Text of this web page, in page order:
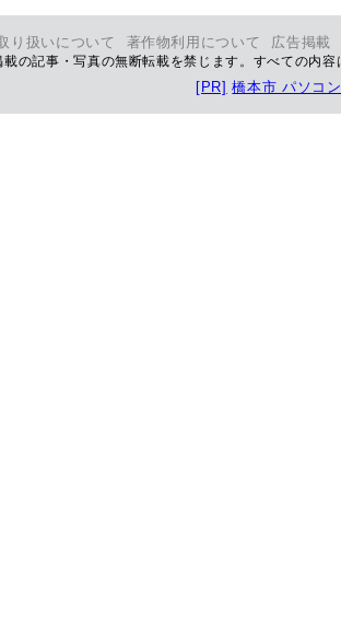
り扱いについて 著作物利用について 広告掲載
載の記事・写真の無断転載を禁じます。すべての内
[PR] 橋本市 パソコ